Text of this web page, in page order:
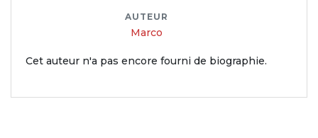
AUTEUR
Marco
Cet auteur n'a pas encore fourni de biographie.